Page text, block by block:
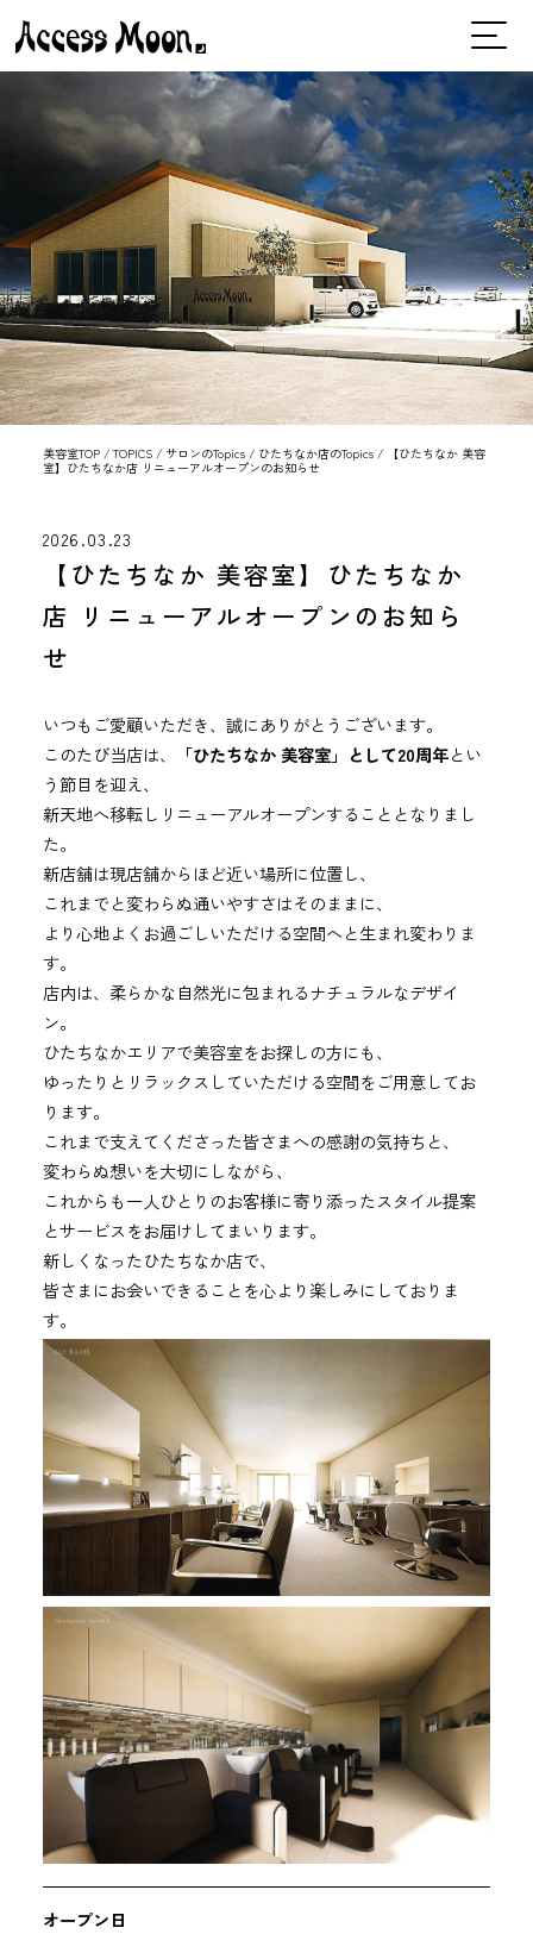
美容室TOP/ TOPICS/ サロンのTopics/ ひたちなか店のTopics/
【ひたちなか 美容
室】ひたちなか店 リニューアルオープンのお知らせ
2026.03.23
【ひたちなか 美容室】ひたちなか
店 リニューアルオープンのお知ら
せ
いつも ご愛顧いただき、 誠にありがとう ございます。
このたび当店は、 「ひたちなか 美容室」 として20周年とい
う節目 を迎え、
新天地へ移転し リニューアルオープンする こと となり ま し
た。
新店舗は現店舗から ほど近い場所に位置し、
これまでと変わらぬ通いやすさはそのままに、
より心地よく お過ごしいただける空間へと生まれ変わり ま
す。
店内は、 柔らかな自然光に包まれるナチュラルなデザイ
ン。
ひたちなかエリアで美容室をお探しの方にも、
ゆったり と リラックス していただける空間をご用意してお
り ます。
これまで支え て くださった皆さまへの感謝の気持ち と、
変わらぬ想いを大切にしながら、
これから も一人ひとり のお客様に寄り添ったスタイル提案
とサービスをお届け して まい り ます。
新しく なったひたちなか店で、
皆さまにお会いできる ことを心より 楽しみにしており ま
す。
オープン日